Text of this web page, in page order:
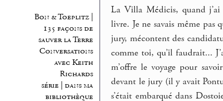
Bon & Toeplitz |
135 façons de
sauver la Terre
Conversations
avec Keith
Richards
série | dans ma
bibliothèque
La Villa Médicis, quand j’ai
livre. Je ne savais même pas
jury, mécontent des
comme toi, qu’il faudrait...
m’offre le voyage pour
devant le jury (il y avait
s’était embarqué dans